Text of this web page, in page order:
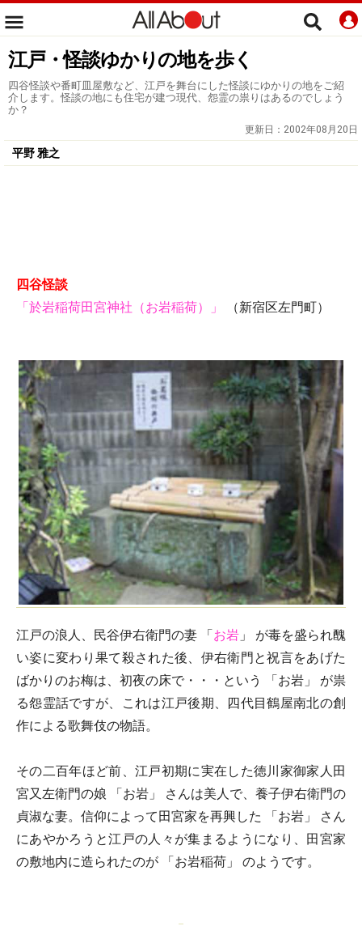
江戸・怪談ゆかりの地を歩く
四谷怪談や番町皿屋敷など、江戸を舞台にした怪談にゆかりの地をご紹
介します。怪談の地にも住宅が建つ現代、怨霊の祟りはあるのでしょう
か？
更新日： 2002年08月20日
平野 雅之
四谷怪談
「於岩稲荷田宮神社（お岩稲荷）」
（新宿区左門町）
江戸の浪人、民谷伊右衛門の妻 「お岩 」 が毒を盛られ醜
い姿に変わり果て殺された後、伊右衛門と祝言をあげた
ばかりのお梅は、初夜の床で・・・という 「お岩」 が祟
る怨霊話ですが、これは江戸後期、四代目鶴屋南北の創
作による歌舞伎の物語。
その二百年ほど前、江戸初期に実在した徳川家御家人田
宮又左衛門の娘 「お岩」 さんは美人で、養子伊右衛門の
貞淑な妻。信仰によって田宮家を再興した 「お岩」 さん
にあやかろうと江戸の人々が集まるようになり、田宮家
の敷地内に造られたのが 「お岩稲荷」 のようです。